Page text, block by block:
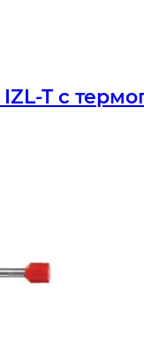
T с